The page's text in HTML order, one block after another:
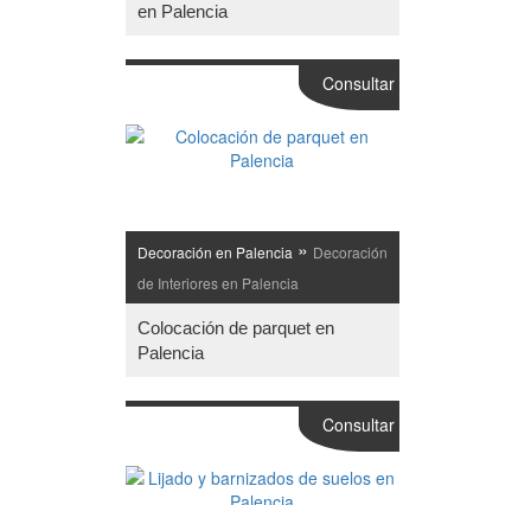
en Palencia
Decoración en Palencia » Decoración
de Interiores en Palencia
Colocación de parquet en
Palencia
Consultar
Consultar